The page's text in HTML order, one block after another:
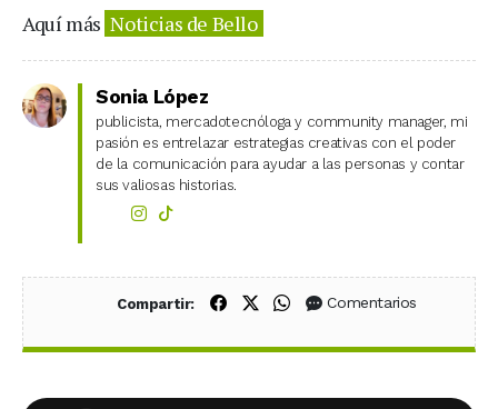
Aquí más Noticias de Bello
Sonia López
publicista, mercadotecnóloga y community manager, mi
pasión es entrelazar estrategias creativas con el poder
de la comunicación para ayudar a las personas y contar
sus valiosas historias.
Compartir: Compartir en Facebook
Compartir en X (Twitter)
Compartir en WhatsApp
Comentarios